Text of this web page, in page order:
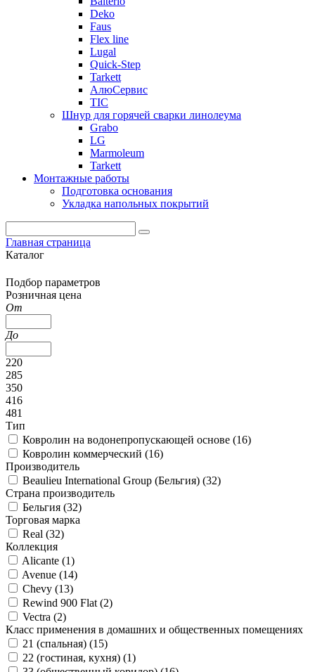
Deko
Faus
Flex line
Lugal
Quick-Step
Tarkett
АлюСервис
ТІС
Шнур для горячей сварки линолеума
Grabo
LG
Marmoleum
Tarkett
Монтажные работы
Подготовка основания
Укладка напольных покрытий
Главная страница
Каталог
Подбор параметров
Розничная цена
От
До
220
285
350
416
481
Тип
Ковролин на водонепропускающей основе (16)
Ковролин коммерческий (16)
Производитель
Beaulieu International Group (Бельгия) (32)
Страна производитель
Бельгия (32)
Торговая марка
Real (32)
Коллекция
Alicante (1)
Avenue (14)
Chevy (13)
Rewind 900 Flat (2)
Vectra (2)
Класс применения в домашних и общественных помещениях
21 (спальная) (15)
22 (гостиная, кухня) (1)